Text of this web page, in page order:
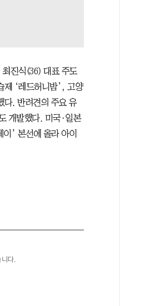
최진식(36) 대표 주도
제 ‘레드허니밤’, 고양
다. 반려견의 주요 유
개발했다. 미국·일본
’ 본선에 올라 아이
다.